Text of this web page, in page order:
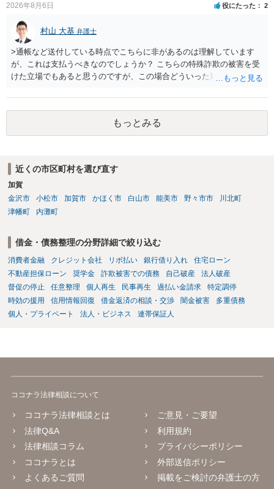
2026年8月6日 役にたった 2
村山 大基 弁護士
>通帳など送付している時点でこちらに非があるのは理解しています
が、これは支払うべきなのでしょうか？ こちらの特殊詐欺の被害を受
けた立場でもあると思うのですが、この場合どういった対処が必要で
がいいとは思います。 そもそも、特殊詐欺関係なく旦那さんの行為
は法に触れる可能性もあります。 ＞100万を支払わず穏便に和解する
ことは可能でしょうか？ →一般的には難しいです。相談者さんも１０
０万円の被害を受けたとして、１円も払わないで和解したいと言われ
はありますか？ そこはあり得ます、ただ、弁護士費用かけるならその
分賠償に回すことも考えられるので、 兼ね合いは考えてみましょう。
もっとみる
近くの市区町村を選び直す
加賀
金沢市
小松市 加賀市 かほく市 白山市 能美市 野々市市
川北町
津幡町
内灘町
借金・債務整理の分野詳細で絞り込む
消費者金融 クレジット会社 リボ払い 銀行借り入れ
住宅ローン
不動産担保ローン
奨学金 詐欺被害での債務 自己破産
法人破産
督促の停止
任意整理 個人再生 民事再生 過払い金請求
特定調停
時効の援用
信用情報回復 借金返済の相談・交渉 闇金被害
多重債務
個人・プライベート
法人・ビジネス 連帯保証人
ココナラ法律相談について
ココナラ法律相談とは
法律Q&A
法律相談コラム
ココナラとは
よくあるご質問
ご意見・ご要望
利用規約
プライバシーポリシー
外部送信ポリシー
掲載をご検討の弁護士の方